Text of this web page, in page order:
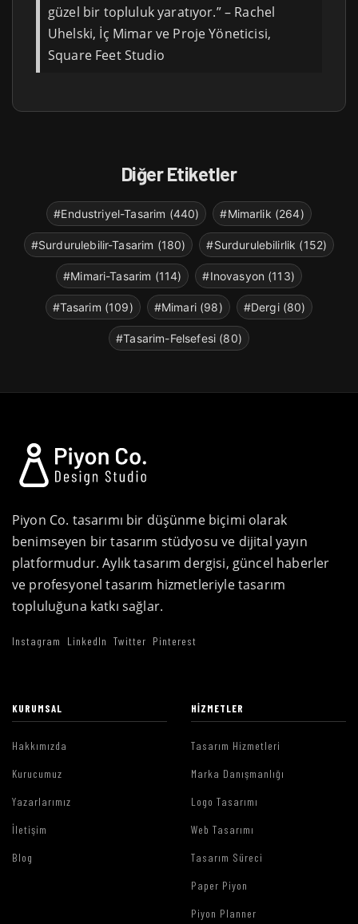
güzel bir topluluk yaratıyor.” – Rachel
Uhelski, İç Mimar ve Proje Yöneticisi,
Square Feet Studio
Diğer Etiketler
#Endustriyel-Tasarim (440) #Mimarlik (264)
#Surdurulebilir-Tasarim (180) #Surdurulebilirlik (152)
#Mimari-Tasarim (114) #Inovasyon (113)
#Tasarim (109) #Mimari (98) #Dergi (80)
#Tasarim-Felsefesi (80)
Piyon Co. tasarımı bir düşünme biçimi olarak
benimseyen bir tasarım stüdyosu ve dijital yayın
platformudur. Aylık tasarım dergisi, güncel haberler
ve profesyonel tasarım hizmetleriyle tasarım
topluluğuna katkı sağlar.
Instagram LinkedIn Twitter Pinterest
KURUMSAL
Hakkımızda
Kurucumuz
Yazarlarımız
İletişim
Blog
HIZMETLER
Tasarım Hizmetleri
Marka Danışmanlığı
Logo Tasarımı
Web Tasarımı
Tasarım Süreci
Paper Piyon
Piyon Planner